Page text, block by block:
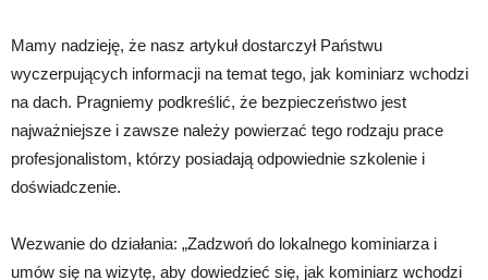
Mamy nadzieję, że nasz artykuł dostarczył Państwu
wyczerpujących informacji na temat tego, jak kominiarz wchodzi
na dach. Pragniemy podkreślić, że bezpieczeństwo jest
najważniejsze i zawsze należy powierzać tego rodzaju prace
profesjonalistom, którzy posiadają odpowiednie szkolenie i
doświadczenie.
Wezwanie do działania: „Zadzwoń do lokalnego kominiarza i
umów się na wizytę, aby dowiedzieć się, jak kominiarz wchodzi